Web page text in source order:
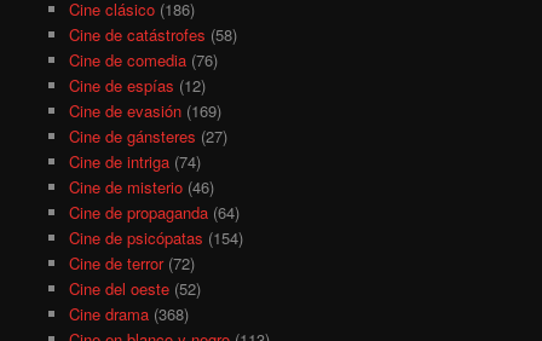
Cine clásico(186)
Cine de catástrofes (58)
Cine de comedia(76)
Cine de espías (12)
Cine de evasión(169)
Cine de gánsteres (27)
Cine de intriga(74)
Cine de misterio(46)
Cine de propaganda(64)
Cine de psicópatas (154)
Cine de terror(72)
Cine del oeste(52)
Cine drama(368)